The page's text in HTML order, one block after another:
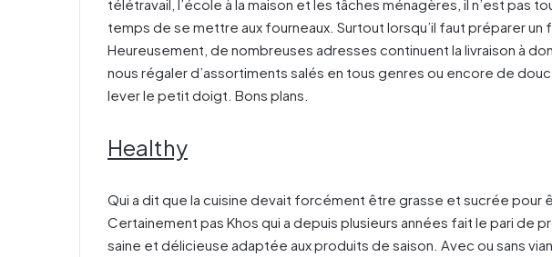
télétravail, l’école à la maison et les tâches ménagères, il n’est pas
temps de se mettre aux fourneaux. Surtout lorsqu’il faut préparer un
Heureusement, de nombreuses adresses continuent la livraison à
nous régaler d’assortiments salés en tous genres ou encore de
lever le petit doigt. Bons plans.
Healthy
Qui a dit que la cuisine devait forcément être grasse et sucrée pour
Certainement pas Khos qui a depuis plusieurs années fait le pari de
saine et délicieuse adaptée aux produits de saison. Avec ou sans